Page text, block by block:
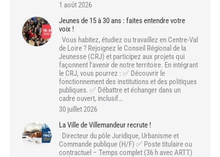
1 août 2026
Jeunes de 15 à 30 ans : faites entendre votre
voix !
Vous habitez, étudiez ou travaillez en Centre-Val
de Loire ? Rejoignez le Conseil Régional de la
Jeunesse (CRJ) et participez aux projets qui
façonnent l’avenir de notre territoire. En intégrant
le CRJ, vous pourrez : ✅ Découvrir le
fonctionnement des institutions et des politiques
publiques. ✅ Débattre et échanger dans un
cadre ouvert, inclusif…
30 juillet 2026
La Ville de Villemandeur recrute !
Directeur du pôle Juridique, Urbanisme et
Commande publique (H/F) ✅ Poste titulaire ou
contractuel – Temps complet (36 h avec ARTT)